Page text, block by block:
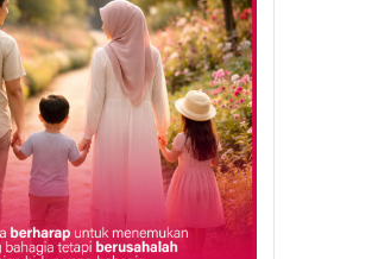
dan perniagaan, lahirkan
pengurus industri masa
depan
GENERAL 05 Aug 26